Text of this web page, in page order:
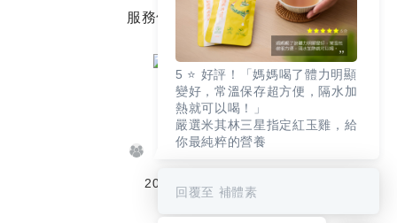
服務條款 隱私政策
2020 © Protison
5 ⭐️ 好評！「媽媽喝了體力明顯
變好，常溫保存超方便，隔水加
熱就可以喝！」
嚴選米其林三星指定紅玉雞，給
你最純粹的營養
回覆至 補體素